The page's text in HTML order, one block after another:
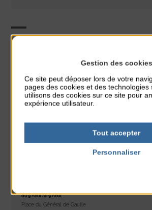
PARTAGER CETTE INFO :
du 9 Août au 9 Août
Place du Général de Gaulle
Gestion des cookies
Ce site peut déposer lors de votre
pages des cookies et des technologies
utilisons des cookies sur ce site pour
expérience utilisateur.
Tout accepter
Personnaliser